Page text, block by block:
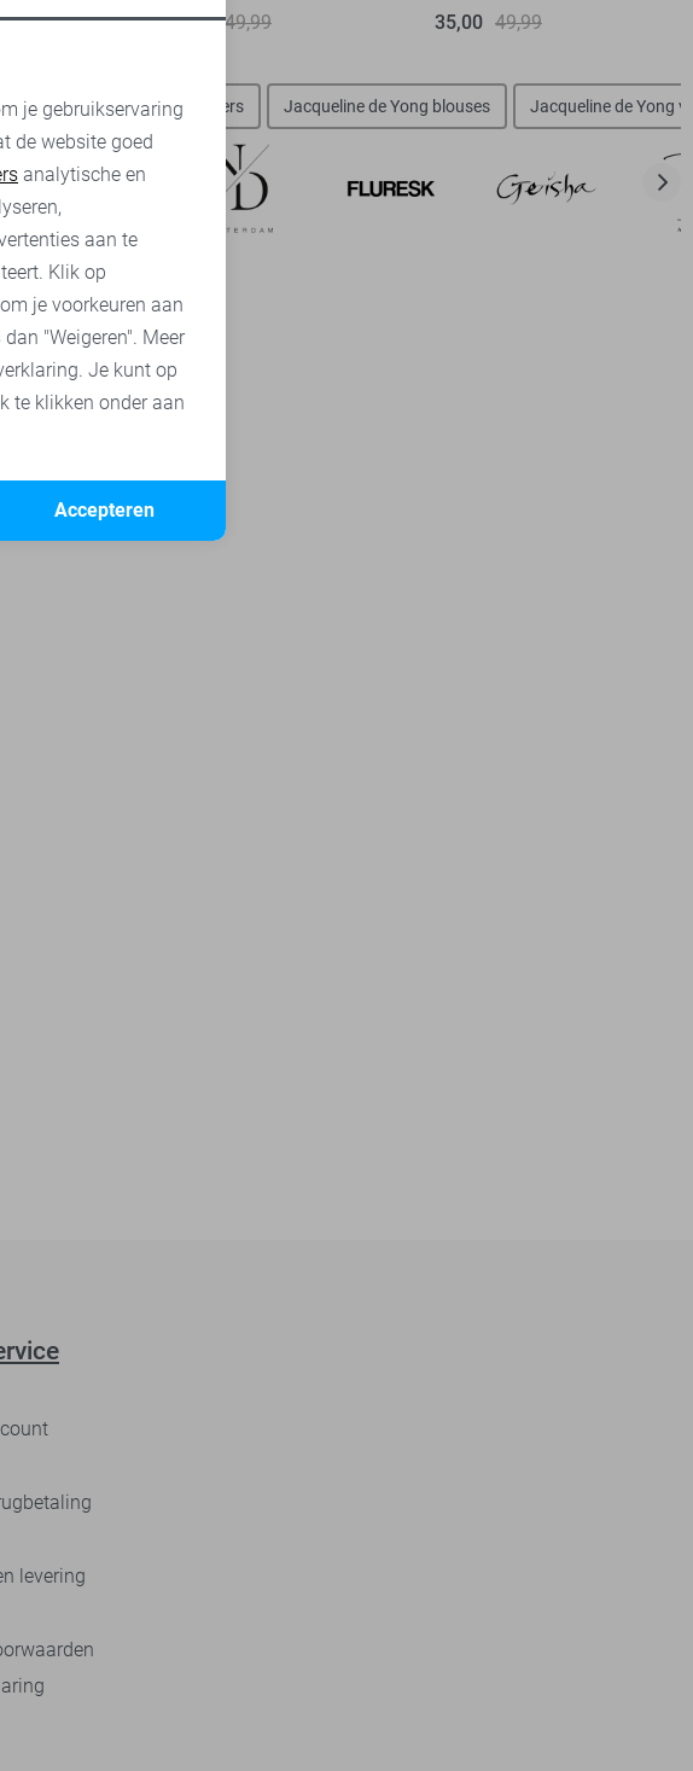
39,95 49,99
35,00 49,99
Jacqueline de Yong sweaters Jacqueline de Yong blouses Jacqueline de Yong
levering
cookies
Opslaan
je gebruikservaring
de website goed
analytische en
aan te
Klik op
je voorkeuren aan
"Weigeren". Meer
Je kunt op
te klikken onder aan
Accepteren